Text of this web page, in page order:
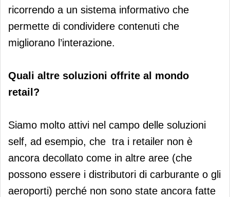
ricorrendo a un sistema informativo che
permette di condividere contenuti che
migliorano l’interazione.
Quali altre soluzioni offrite al mondo
retail?
Siamo molto attivi nel campo delle soluzioni
self, ad esempio, che tra i retailer non è
ancora decollato come in altre aree (che
possono essere i distributori di carburante o gli
aeroporti) perché non sono state ancora fatte